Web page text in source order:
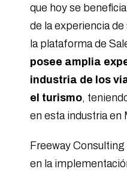
que hoy se
de la experiencia
la plataforma de
posee amplia
industria de los
el turismo,
en esta industria en
Freeway
en la